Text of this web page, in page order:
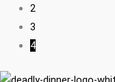
2
3
4